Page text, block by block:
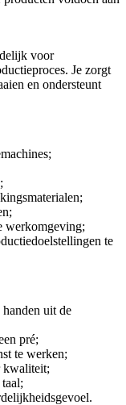
voor
Je zorgt
en ondersteunt
werkomgeving;
te
handen uit de
pré;
te werken;
kwaliteit;